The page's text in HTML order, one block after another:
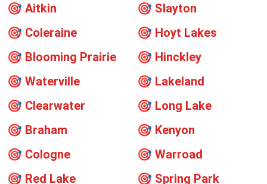
🎯 Aitkin 🎯 Slayton
🎯 Coleraine 🎯 Hoyt Lakes
🎯 Blooming Prairie 🎯 Hinckley
🎯 Waterville 🎯 Lakeland
🎯 Clearwater 🎯 Long Lake
🎯 Braham 🎯 Kenyon
🎯 Cologne 🎯 Warroad
🎯 Red Lake 🎯 Spring Park